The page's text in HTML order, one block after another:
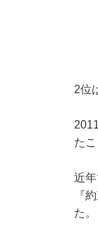
2位
た
近
『
た。